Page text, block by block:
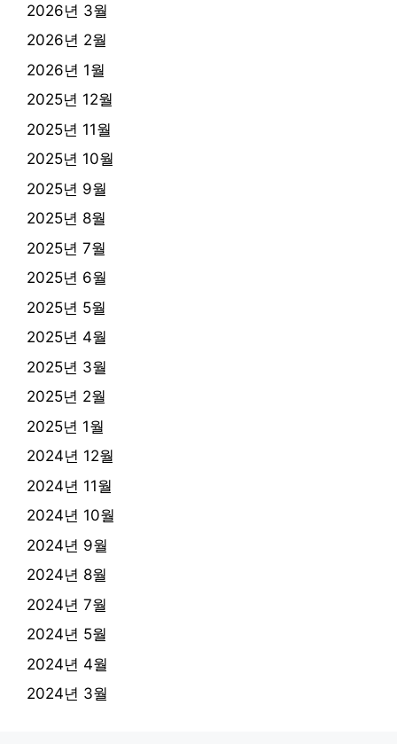
2026년 3월
2026년 2월
2026년 1월
2025년 12월
2025년 11월
2025년 10월
2025년 9월
2025년 8월
2025년 7월
2025년 6월
2025년 5월
2025년 4월
2025년 3월
2025년 2월
2025년 1월
2024년 12월
2024년 11월
2024년 10월
2024년 9월
2024년 8월
2024년 7월
2024년 5월
2024년 4월
2024년 3월